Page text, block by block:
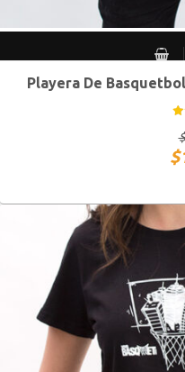
CH M
Playera De
$
$